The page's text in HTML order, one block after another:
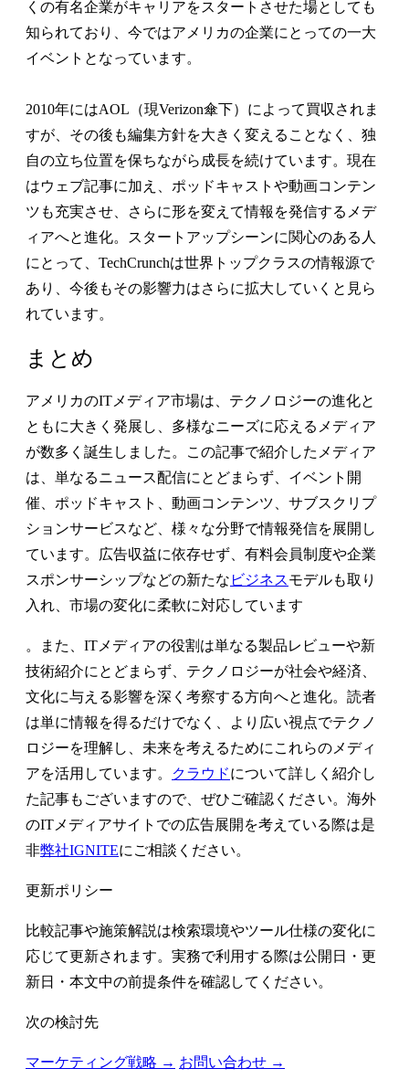
くの有名企業がキャリアをスタートさせた場としても
知られており、今ではアメリカの企業にとっての一大
イベントとなっています。
2010年にはAOL（現Verizon傘下）によって買収されま
すが、その後も編集方針を大きく変えることなく、独
自の立ち位置を保ちながら成長を続けています。現在
はウェブ記事に加え、ポッドキャストや動画コンテン
ツも充実させ、さらに形を変えて情報を発信するメデ
ィアへと進化。スタートアップシーンに関心のある人
にとって、TechCrunchは世界トップクラスの情報源で
あり、今後もその影響力はさらに拡大していくと見ら
れています。
まとめ
アメリカのITメディア市場は、テクノロジーの進化と
ともに大きく発展し、多様なニーズに応えるメディア
が数多く誕生しました。この記事で紹介したメディア
は、単なるニュース配信にとどまらず、イベント開
催、ポッドキャスト、動画コンテンツ、サブスクリプ
ションサービスなど、様々な分野で情報発信を展開し
ています。広告収益に依存せず、有料会員制度や企業
スポンサーシップなどの新たな ビジネスモデルも取り
入れ、市場の変化に柔軟に対応しています
。また、ITメディアの役割は単なる製品レビューや新
技術紹介にとどまらず、テクノロジーが社会や経済、
文化に与える影響を深く考察する方向へと進化。読者
は単に情報を得るだけでなく、より広い視点でテクノ
ロジーを理解し、未来を考えるためにこれらのメディ
アを活用しています。
クラウドについて詳しく紹介し
た記事もございますので、ぜひご確認ください。海外
のITメディアサイトでの広告展開を考えている際は是
非弊社IGNITEにご相談ください。
更新ポリシー
比較記事や施策解説は検索環境やツール仕様の変化に
応じて更新されます。実務で利用する際は公開日・更
新日・本文中の前提条件を確認してください。
次の検討先
マーケティング戦略 → お問い合わせ →